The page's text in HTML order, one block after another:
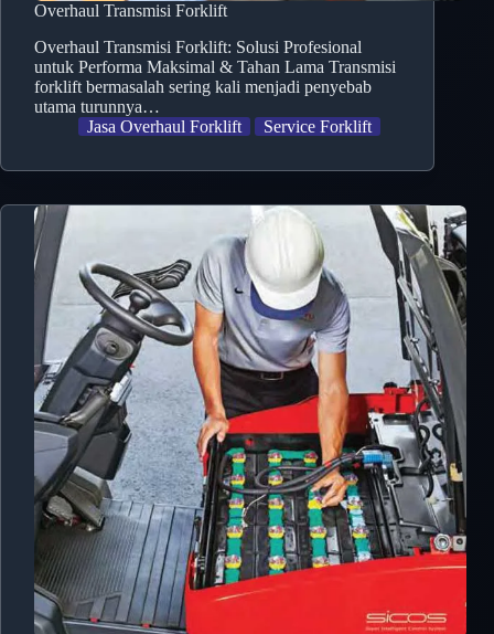
Overhaul Transmisi Forklift
Overhaul Transmisi Forklift: Solusi Profesional
untuk Performa Maksimal & Tahan Lama Transmisi
forklift bermasalah sering kali menjadi penyebab
utama turunnya…
Jasa Overhaul Forklift
Service Forklift